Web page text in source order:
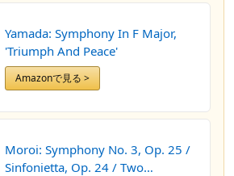
Yamada: Symphony In F Major,
'Triumph And Peace'
Amazonで見る >
Moroi: Symphony No. 3, Op. 25 /
Sinfonietta, Op. 24 / Two